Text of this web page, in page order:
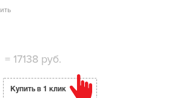
= 17138 руб.
Купить в 1 клик